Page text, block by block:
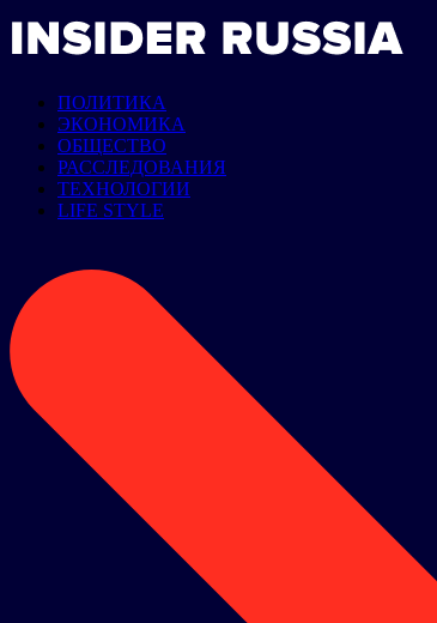
ПОЛИТИКА
ЭКОНОМИКА
ОБЩЕСТВО
РАССЛЕДОВАНИЯ
ТЕХНОЛОГИИ
LIFE STYLE